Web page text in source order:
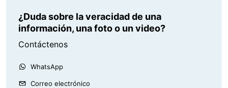
¿Duda sobre la veracidad de una
información, una foto o un video?
Contáctenos
WhatsApp
Correo electrónico